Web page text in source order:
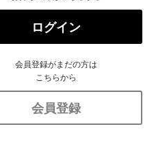
ログイン
会員登録がまだの方は
こちらから
会員登録